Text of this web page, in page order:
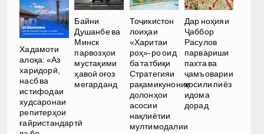
Хадамоти
алоқа: «Аз
харидорӣ,
насб ва
истифодаи
худсаронаи
репитерҳои
ғайристандартӣ
Байни
Душанбе ва
Минск
парвозҳои
мустақими
ҳавоӣ оғоз
мегарданд
Тоҷикистон
лоиҳаи
«Харитаи
роҳ»-ро оид
ба татбиқи
Стратегияи
рақамикунонии
долонҳои
асосии
нақлиётии
мултимодалии
Дар ноҳияи
Ҷаббор
Расулов
парвариши
пахта ва
ҷамъоварии
ҳосили пиёз
идома
дорад